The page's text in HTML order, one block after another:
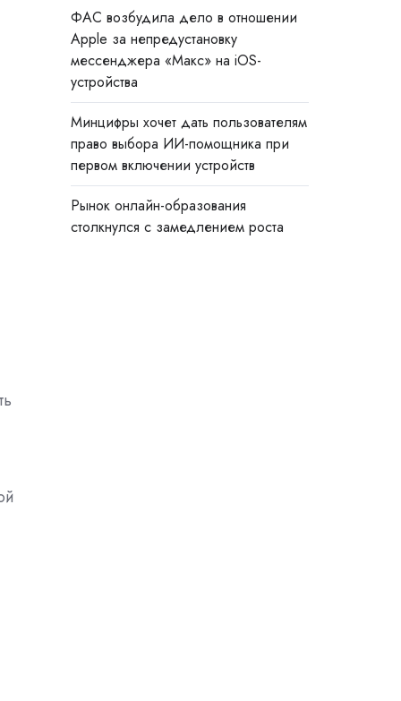
ФАС возбудила дело в отношении
Apple за непредустановку
мессенджера «Макс» на iOS-
устройства
Минцифры хочет дать пользователям
право выбора ИИ-помощника при
первом включении устройств
Рынок онлайн-образования
столкнулся с замедлением роста